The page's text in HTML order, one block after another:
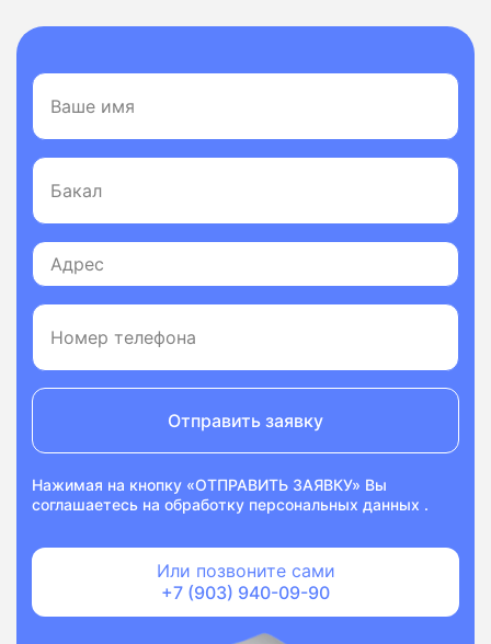
Отправить заявку
Нажимая на кнопку «ОТПРАВИТЬ ЗАЯВКУ» Вы
соглашаетесь на обработку персональных данных .
Или позвоните сами
+7 (903) 940-09-90